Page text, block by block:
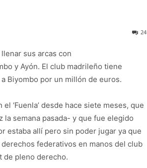
24
sus arcas con
y Ayón. El club madrileño tiene
Biyombo por un millón de euros.
‘Fuenla’ desde hace siete meses, que
semana pasada- y que fue elegido
estaba allí pero sin poder jugar ya que
federativos en manos del club
de pleno derecho.